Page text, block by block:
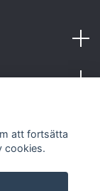
att fortsätta
cookies.